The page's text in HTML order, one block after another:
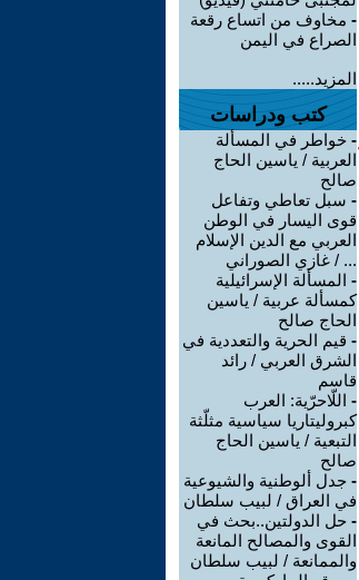
- مخاوف من اتساع رقعة
الصراع في اليمن
المزيد.....
كتب ودراسات
- خواطر في المسألة
العربية / ياسين الحاج
صالح
- سبل تعاطي وتفاعل
قوى اليسار في الوطن
العربي مع الدين الإسلام
... / غازي الصوراني
- المسألة الإسرائيلية
كمسألة عربية / ياسين
الحاج صالح
- قيم الحرية والتعددية في
الشرق العربي / رائد
قاسم
- اللّاحرّية: العرب
كبروليتاريا سياسية مثلّثة
التبعية / ياسين الحاج
صالح
- جدل ألوطنية والشيوعية
في العراق / لبيب سلطان
- حل الدولتين..بحث في
القوى والمصالح المانعة
والممانعة / لبيب سلطان